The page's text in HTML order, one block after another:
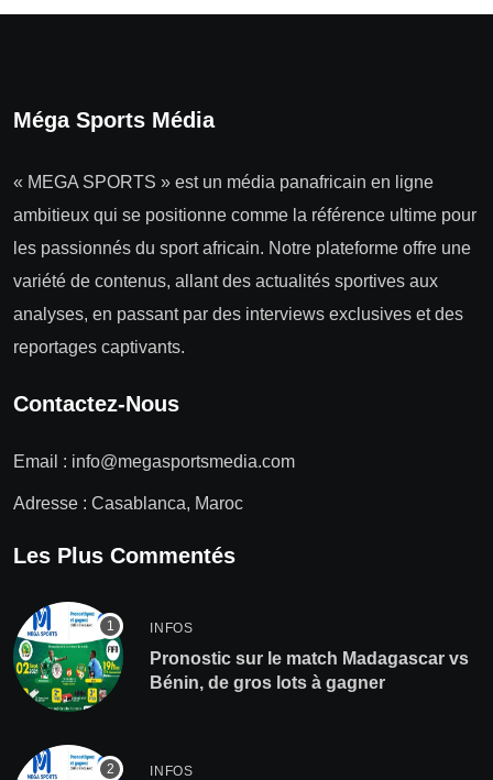
Méga Sports Média
« MEGA SPORTS » est un média panafricain en ligne
ambitieux qui se positionne comme la référence ultime pour
les passionnés du sport africain. Notre plateforme offre une
variété de contenus, allant des actualités sportives aux
analyses, en passant par des interviews exclusives et des
reportages captivants.
Contactez-Nous
Email : info@megasportsmedia.com
Adresse : Casablanca, Maroc
Les Plus Commentés
INFOS
Pronostic sur le match Madagascar vs
Bénin, de gros lots à gagner
INFOS